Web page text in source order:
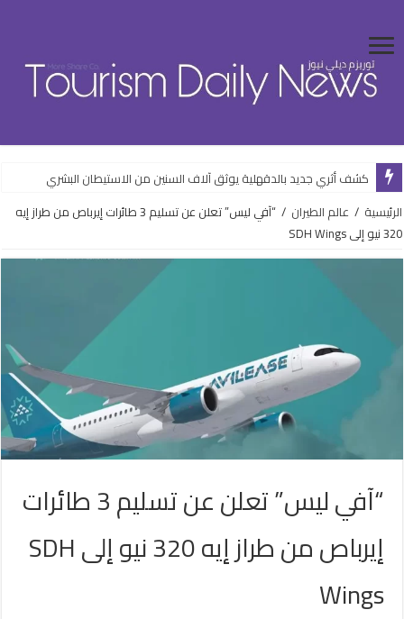
كشف أثري جديد بالدقهلية يوثق آلاف السنين من الاستيطان البشري
الرئيسية / عالم الطيران /
“آفي ليس” تعلن عن تسليم 3 طائرات إيرباص من طراز إيه
320 نيو إلى SDH Wings
“آفي ليس” تعلن عن تسليم 3 طائرات
إيرباص من طراز إيه 320 نيو إلى SDH
Wings